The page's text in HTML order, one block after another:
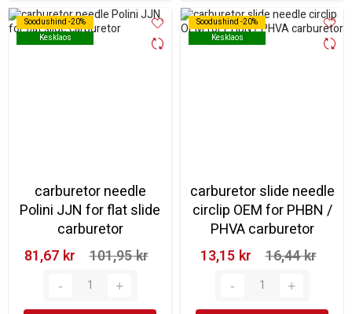
Soodushind -20%
Kesklaos
Soodushind -20%
Kesklaos
carburetor needle
Polini JJN for flat slide
carburetor
81,67 kr‎
101,95 kr‎
Soodushind -20%
Kesklaos
Soodushind -20%
Kesklaos
carburetor slide needle
circlip OEM for PHBN /
PHVA carburetor
13,15 kr‎
16,44 kr‎